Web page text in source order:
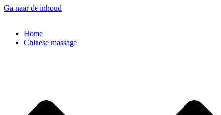
Ga naar de inhoud
Home
Chinese massage